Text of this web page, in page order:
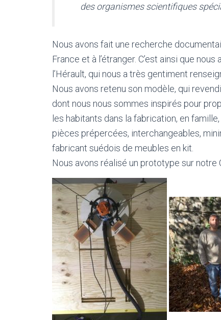
des organismes scientifiques
Nous avons fait une recherche
France et à l’étranger. C’est ainsi que
l’Hérault, qui nous a très gentiment
Nous avons retenu son modèle, qui
dont nous nous sommes inspirés pour
les habitants dans la fabrication, en
pièces prépercées, interchangeables,
fabricant suédois de meubles en kit.
Nous avons réalisé un prototype sur notre